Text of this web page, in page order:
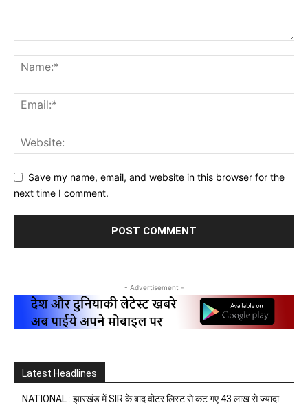
Save my name, email, and website in this browser for the
next time I comment.
- Advertisement -
Latest Headlines
NATIONAL : झारखंड में SIR के बाद वोटर ल‍िस्‍ट से कट गए 43 लाख से ज्‍यादा